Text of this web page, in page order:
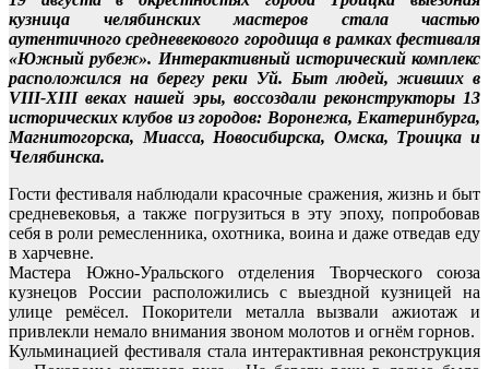
кузница челябинских мастеров стала частью
аутентичного средневекового городища в рамках фестиваля
«Южный рубеж». Интерактивный исторический комплекс
расположился на берегу реки Уй. Быт людей, живших в
VIII-XIII веках нашей эры, воссоздали реконструкторы 13
исторических клубов из городов: Воронежа, Екатеринбурга,
Магнитогорска, Миасса, Новосибирска, Омска, Троицка и
Челябинска.
Гости фестиваля наблюдали красочные сражения, жизнь и быт
средневековья, а также погрузиться в эту эпоху, попробовав
себя в роли ремесленника, охотника, воина и даже отведав еду
в харчевне.
Мастера Южно-Уральского отделения Творческого союза
кузнецов России расположились с выездной кузницей на
улице ремёсел. Покорители металла вызвали ажиотаж и
привлекли немало внимания звоном молотов и огнём горнов.
Кульминацией фестиваля стала интерактивная реконструкция